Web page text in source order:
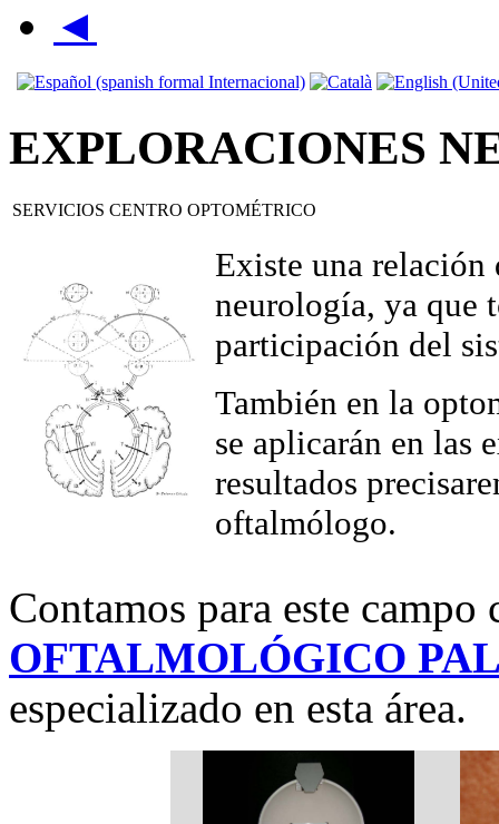
◄
EXPLORACIONES
SERVICIOS CENTRO OPTOMÉTRICO
Existe una
neurología, ya que
participación del
También en la
se aplicarán en las
resultados
oftalmólogo.
Contamos para este
OFTALMOLÓGICO
especializado en esta área.